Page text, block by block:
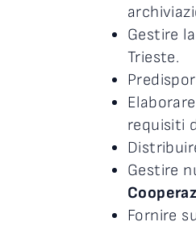
Gestire
Trieste.
requisiti
Gestire
Fornire